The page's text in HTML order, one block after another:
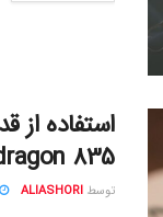
835
توسط ALIASHORI